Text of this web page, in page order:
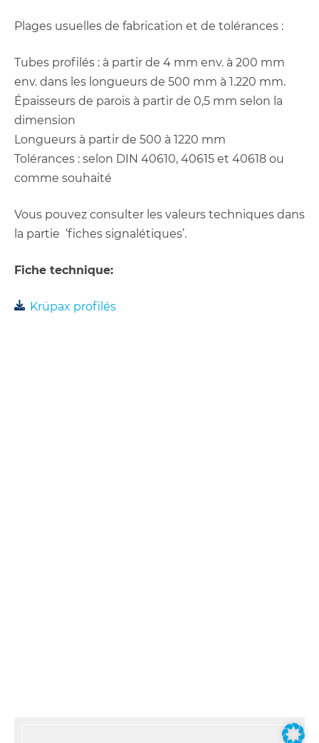
Plages usuelles de fabrication et de tolérances :
Tubes profilés : à partir de 4 mm env. à 200 mm
env. dans les longueurs de 500 mm à 1.220 mm.
Épaisseurs de parois à partir de 0,5 mm selon la
dimension
Longueurs à partir de 500 à 1220 mm
Tolérances : selon DIN 40610, 40615 et 40618 ou
comme souhaité
Vous pouvez consulter les valeurs techniques dans
la partie ‘fiches signalétiques’.
Fiche technique:
Krüpax profilés